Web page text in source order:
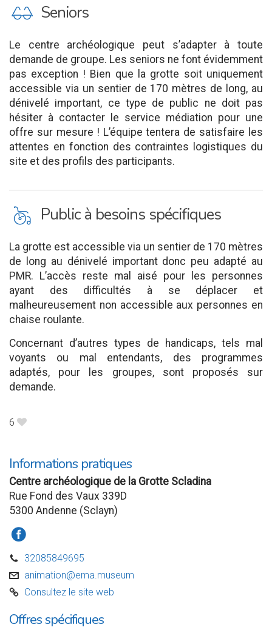
P Seniors
Le centre archéologique peut s’adapter à toute
demande de groupe. Les seniors ne font évidemment
pas exception ! Bien que la grotte soit uniquement
accessible via un sentier de 170 mètres de long, au
dénivelé important, ce type de public ne doit pas
hésiter à contacter le service médiation pour une
offre sur mesure ! L’équipe tentera de satisfaire les
attentes en fonction des contraintes logistiques du
site et des profils des participants.
L Public à besoins spécifiques
La grotte est accessible via un sentier de 170 mètres
de long au dénivelé important donc peu adapté au
PMR. L’accès reste mal aisé pour les personnes
ayant des difficultés à se déplacer et
malheureusement non accessible aux personnes en
chaise roulante.
Concernant d’autres types de handicaps, tels mal
voyants ou mal entendants, des programmes
adaptés, pour les groupes, sont proposés sur
demande.
6 B
Informations pratiques
Centre archéologique de la Grotte Scladina
Rue Fond des Vaux 339D
5300 Andenne (Sclayn)
a
D 32085849695
v animation@ema.museum
C Consultez le site web
Offres spécifiques